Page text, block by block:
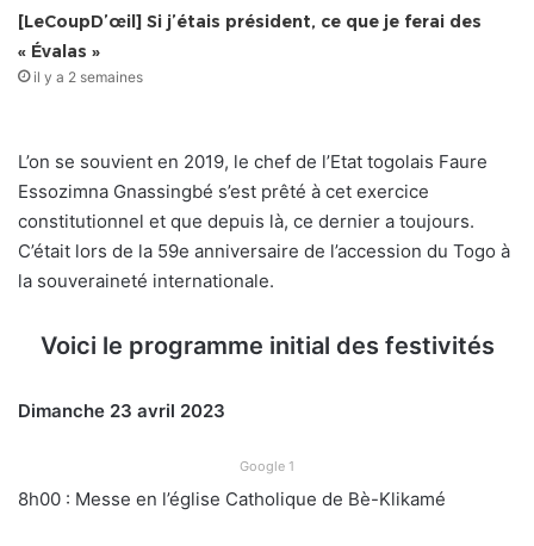
[LeCoupD’œil] Si j’étais président, ce que je ferai des
« Évalas »
il y a 2 semaines
L’on se souvient en 2019, le chef de l’Etat togolais Faure
Essozimna Gnassingbé s’est prêté à cet exercice
constitutionnel et que depuis là, ce dernier a toujours.
C’était lors de la 59e anniversaire de l’accession du Togo à
la souveraineté internationale.
Voici le programme initial des festivités
Dimanche 23 avril 2023
Google 1
8h00 : Messe en l’église Catholique de Bè-Klikamé